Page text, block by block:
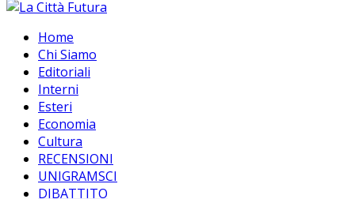
Home
Chi Siamo
Editoriali
Interni
Esteri
Economia
Cultura
RECENSIONI
UNIGRAMSCI
DIBATTITO